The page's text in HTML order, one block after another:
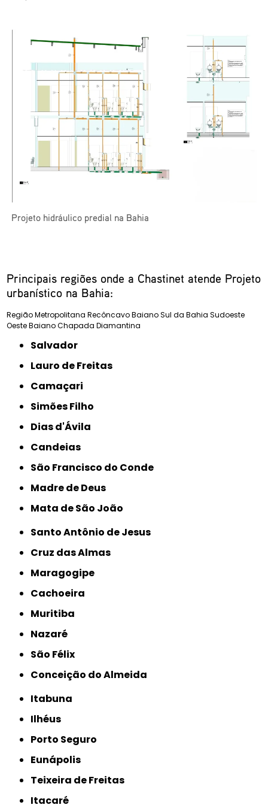
Projeto hidráulico predial na Bahia
Principais regiões onde a Chastinet atende Projeto
urbanístico na Bahia:
Região Metropolitana Recôncavo BaianoSul da Bahia Sudoeste
Oeste BaianoChapada Diamantina
Salvador
Lauro de Freitas
Camaçari
Simões Filho
Dias d'Ávila
Candeias
São Francisco do Conde
Madre de Deus
Mata de São João
Santo Antônio de Jesus
Cruz das Almas
Maragogipe
Cachoeira
Muritiba
Nazaré
São Félix
Conceição do Almeida
Itabuna
Ilhéus
Porto Seguro
Eunápolis
Teixeira de Freitas
Itacaré